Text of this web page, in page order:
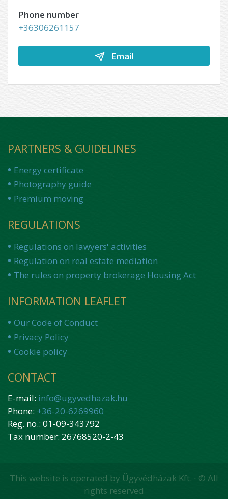
Phone number
+36306261157
Email
PARTNERS & GUIDELINES
Energy certificate
Photography guide
Premium moving
REGULATIONS
Regulations on lawyers' activities
Regulation on real estate mediation
The rules on property brokerage Housing Act
INFORMATION LEAFLET
Our Code of Conduct
Privacy Policy
Cookie policy
CONTACT
E-mail: info@ugyvedhazak.hu
Phone: +36-20-6269960
Reg. no.: 01-09-343792
Tax number: 26768520-2-43
This website is operated by Ügyvédházak Kft. ∙ © All
rights reserved